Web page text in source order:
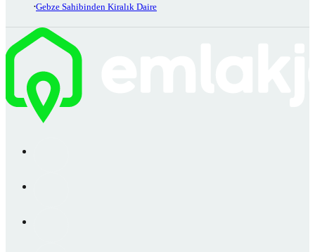
Gebze Sahibinden Kiralık Daire